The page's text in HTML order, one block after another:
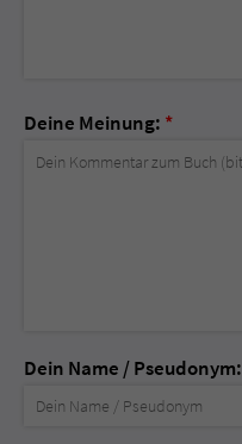
Deine Meinung: *
Dein Name / Pseudonym: